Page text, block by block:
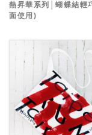
熱昇華系列│蝴蝶結輕
面使用)